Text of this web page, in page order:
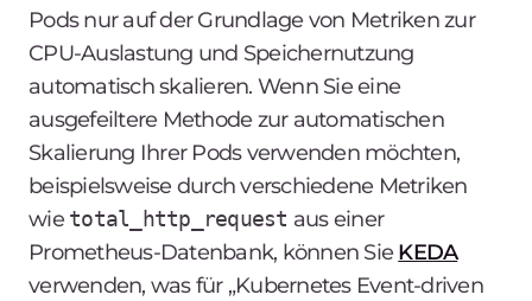
Pods nur auf der Grundlage von Metriken zur
CPU-Auslastung und Speichernutzung
automatisch skalieren. Wenn Sie eine
ausgefeiltere Methode zur automatischen
Skalierung Ihrer Pods verwenden möchten,
beispielsweise durch verschiedene Metriken
wie total_http_request aus einer
Prometheus-Datenbank, können Sie KEDA
verwenden, was für „Kubernetes Event-driven